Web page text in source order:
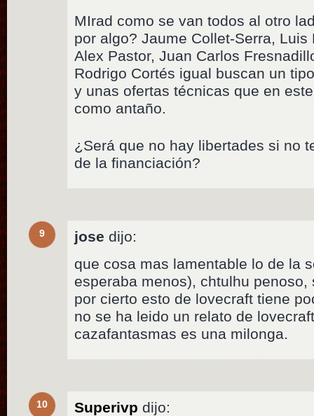
MIrad como se van todos al otro
por algo? Jaume Collet-Serra,
Alex Pastor, Juan Carlos
Rodrigo Cortés igual buscan un
y unas ofertas técnicas que en
como antaño.
¿Será que no hay libertades si no
de la financiación?
9 jose dijo:
que cosa mas lamentable lo de la
esperaba menos), chtulhu
por cierto esto de lovecraft tiene
no se ha leido un relato de
cazafantasmas es una milonga.
10 Superivp dijo: